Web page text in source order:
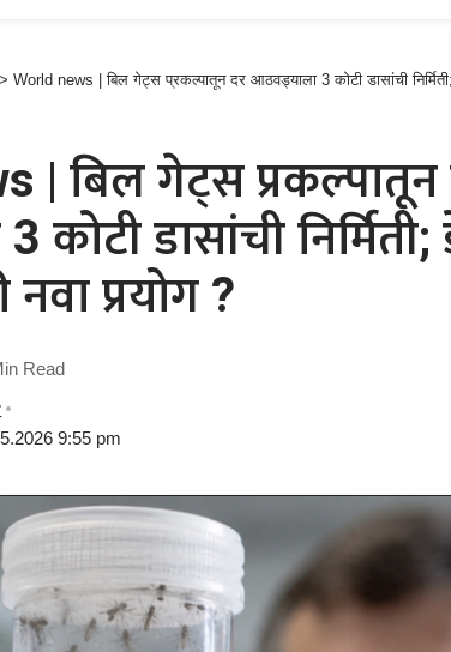
> World news | बिल गेट्स प्रकल्पातून दर आठवड्याला 3 कोटी डासांची
| बिल गेट्स प्रकल्पातून
कोटी डासांची
नवा प्रयोग ?
9:55 pm
Read